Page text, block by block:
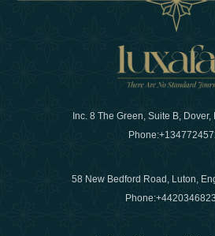
Inc. 8 The Green, Suite B,
Phone:
58 New Bedford Road, Luton,
Phone: